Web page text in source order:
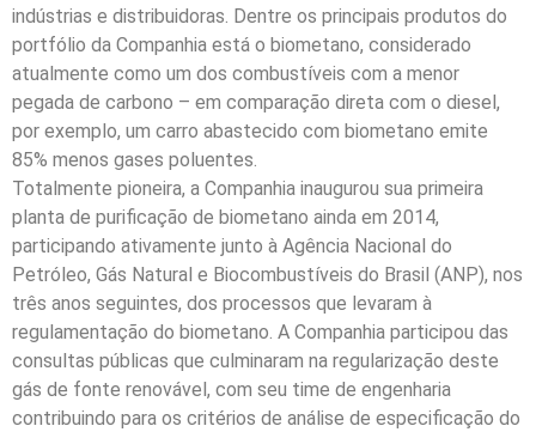
indústrias e distribuidoras. Dentre os principais produtos do
portfólio da Companhia está o biometano, considerado
atualmente como um dos combustíveis com a menor
pegada de carbono – em comparação direta com o diesel,
por exemplo, um carro abastecido com biometano emite
85% menos gases poluentes.
Totalmente pioneira, a Companhia inaugurou sua primeira
planta de purificação de biometano ainda em 2014,
participando ativamente junto à Agência Nacional do
Petróleo, Gás Natural e Biocombustíveis do Brasil (ANP), nos
três anos seguintes, dos processos que levaram à
regulamentação do biometano. A Companhia participou das
consultas públicas que culminaram na regularização deste
gás de fonte renovável, com seu time de engenharia
contribuindo para os critérios de análise de especificação do